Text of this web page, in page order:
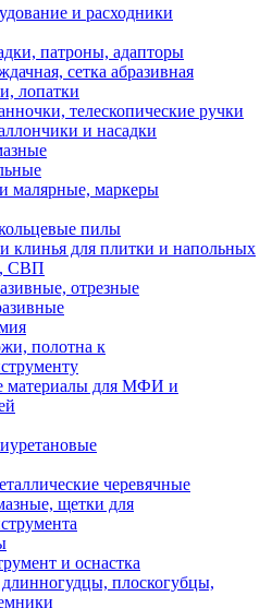
и расходники
патроны, адапторы
сетка абразивная
лопатки
телескопические ручки
и насадки
малярные, маркеры
пилы
клинья для плитки и напольных
СВП
отрезные
полотна к
материалы для МФИ и
черевячные
щетки для
и оснастка
плоскогубцы,